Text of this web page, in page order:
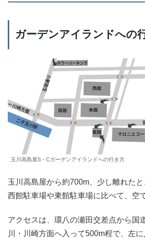
ガーデンアイランドへの
玉川高島屋S・Cガーデンアイランドへの行き方
玉川高島屋から約700m、少し離れたと
西館駐車場や東館駐車場に比べて、空
アクセスは、環八の瀬田交差点から国
川・川崎方面へ入って500m程で、左に